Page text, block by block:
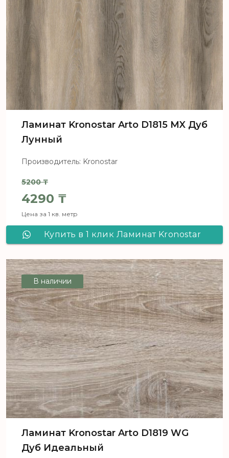
Ламинат Kronostar Arto D1815 MX Дуб
Лунный
Производитель: Kronostar
5200₸
Первоначальная цена
4290 ₸
Текущая цена: 4290 ₸.
Цена за 1 кв. метр
Купить в 1 клик Ламинат Kronostar
В наличии
Ламинат Kronostar Arto D1819 WG
Дуб Идеальный